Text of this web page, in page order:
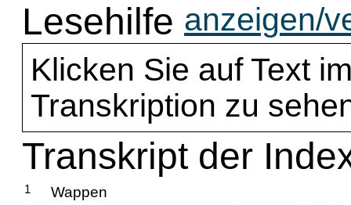
Lesehilfe anzeigen/
Klicken Sie auf Text
Transkription zu
Transkript der
1 Wappen